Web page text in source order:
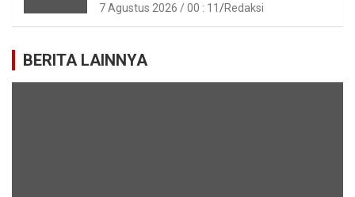
7 Agustus 2026 / 00 : 11 Redaksi
BERITA LAINNYA